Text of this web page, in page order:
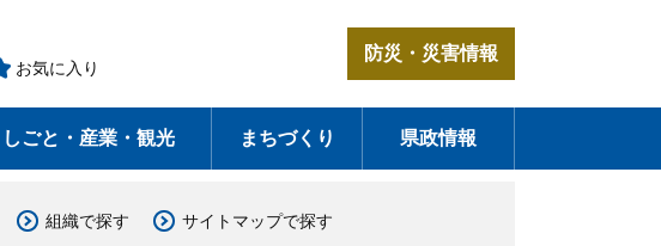
お気に入り
防災・災害情報
しごと・産業・観光 まちづくり 県政情報
組織で探す サイトマップで探す